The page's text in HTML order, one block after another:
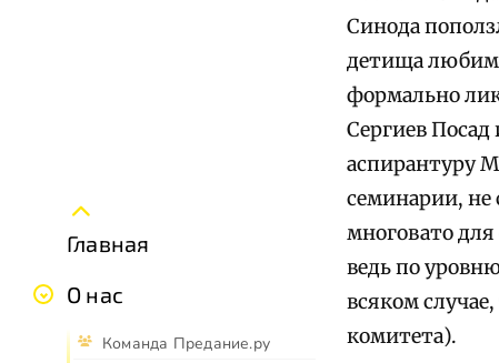
Главная
О нас
Команда Предание.ру
Синода
детища
формально
Сергиев
аспирантуру
семинарии, не
многовато
ведь по
всяком
комитета).